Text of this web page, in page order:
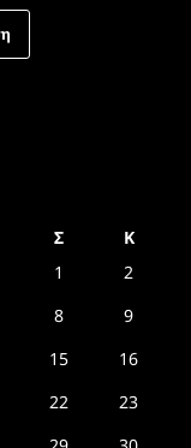
Σ
Κ
1
2
8
9
15
16
22
23